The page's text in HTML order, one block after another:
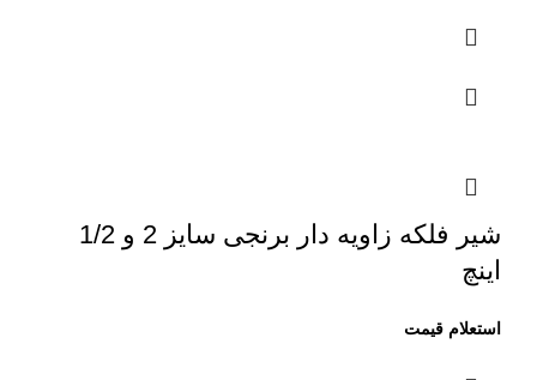
شیر فلکه زاویه دار برنجی سایز 2 و 1/2
اینچ